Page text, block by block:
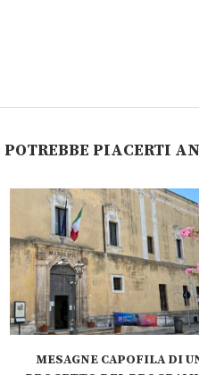
POTREBBE PIACERTI
MESAGNE CAPOFILA DI